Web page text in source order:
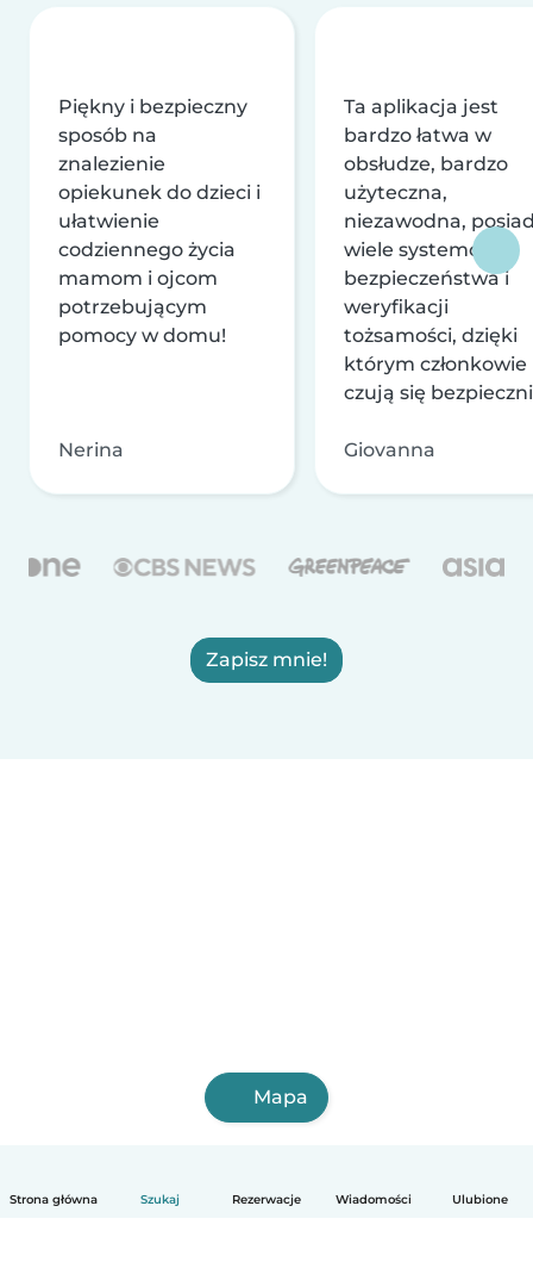
Strona główna Szukaj Rezerwacje Wiadomości Ulubione
Piękny i bezpieczny
sposób na
znalezienie
opiekunek do dzieci i
ułatwienie
codziennego życia
mamom i ojcom
potrzebującym
pomocy w domu!
Nerina
Ta aplikacja jest
bardzo łatwa w
obsłudze, bardzo
użyteczna,
niezawodna,
wiele systemów
bezpieczeństwa i
weryfikacji
tożsamości, dzięki
którym członkowie
czują się
Giovanna
Zapisz mnie!
Mapa